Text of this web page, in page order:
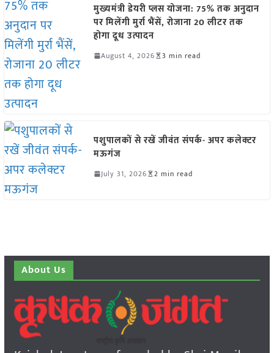
मुख्यमंत्री डेयरी प्लस योजना: 75% तक अनुदान
पर मिलेंगी मुर्रा भैंसें, रोजाना 20 लीटर तक
होगा दूध उत्पादन
August 4, 2026 3 min read
पशुपालकों से रखें जीवंत संपर्क- अपर कलेक्टर
मऊगंज
July 31, 2026 2 min read
About Us